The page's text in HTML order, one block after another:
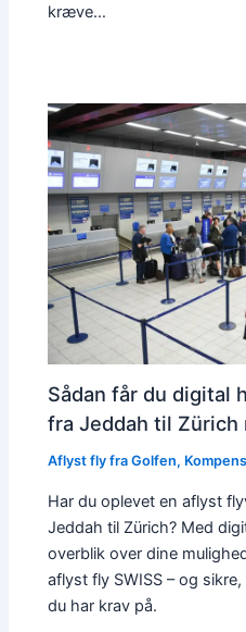
kræve…
Sådan får du
fra Jeddah til Zürich
Aflyst fly fra Golfen,
Har du oplevet en aflyst
Jeddah til Zürich? Med
overblik over dine
aflyst fly SWISS – og
du har krav på.